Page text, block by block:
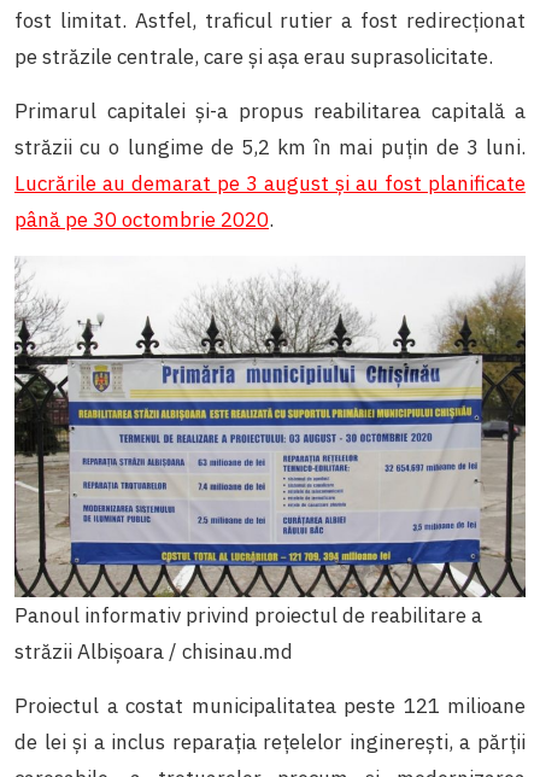
fost limitat. Astfel, traficul rutier a fost redirecționat
pe străzile centrale, care și așa erau suprasolicitate.
Primarul capitalei și-a propus reabilitarea capitală a
străzii cu o lungime de 5,2 km în mai puțin de 3 luni.
Lucrările au demarat pe 3 august și au fost planificate
până pe 30 octombrie 2020.
Panoul informativ privind proiectul de reabilitare a
străzii Albișoara / chisinau.md
Proiectul a costat municipalitatea peste 121 milioane
de lei și a inclus reparația rețelelor inginerești, a părții